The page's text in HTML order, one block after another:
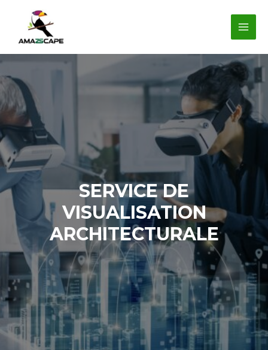
contenu
SERVICE DE
VISUALISATION
ARCHITECTURALE